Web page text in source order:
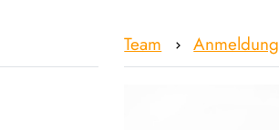
Team Anmeldung